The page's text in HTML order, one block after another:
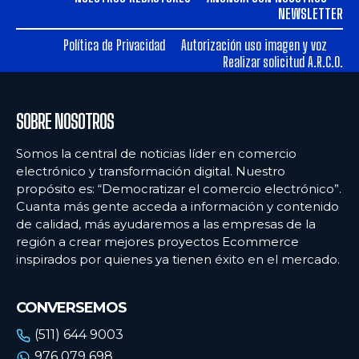
ARGENTINA
BOLIVIA
COLOMBIA
ECUADOR
MÉXICO
URUGUAY
ARGENTINA
BOLIVIA
COLOMBIA
ECUADOR
MÉXICO
URUGUAY
NEWSLETTER
Política de Privacidad
Autorización uso imagen y voz
Realizar solicitud A.R.C.O.
SOBRE NOSOTROS
Somos la central de noticias líder en comercio
electrónico y transformación digital. Nuestro
propósito es: “Democratizar el comercio electrónico”.
Cuanta más gente acceda a información y contenido
de calidad, más ayudaremos a las empresas de la
región a crear mejores proyectos Ecommerce
inspirados por quienes ya tienen éxito en el mercado.
CONVERSEMOS
(511) 644 9003